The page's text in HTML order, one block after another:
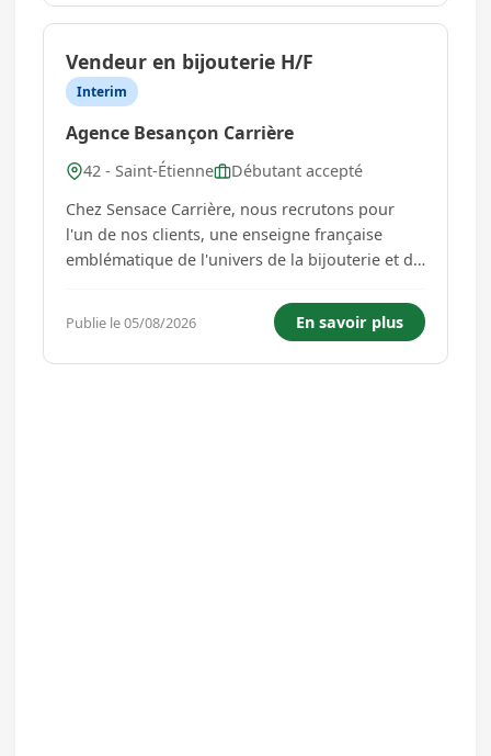
Vendeur en bijouterie H/F
Interim
Agence Besançon Carrière
42 - Saint-Étienne
Débutant accepté
Chez Sensace Carrière, nous recrutons pour
l'un de nos clients, une enseigne française
emblématique de l'univers de la bijouterie et de
maison accompagne les grands moments de vie
à travers des bijoux et montres qui marquent
les souvenirs, célèbrent ...
Publie le 05/08/2026 En savoir plus